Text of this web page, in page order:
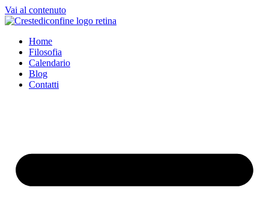
Vai al contenuto
Home
Filosofia
Calendario
Blog
Contatti